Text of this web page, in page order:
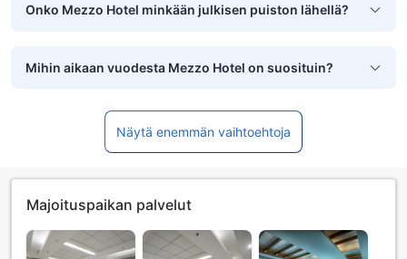
Onko Mezzo Hotel minkään julkisen puiston lähellä?
Mihin aikaan vuodesta Mezzo Hotel on suosituin?
Näytä enemmän vaihtoehtoja
Majoituspaikan palvelut